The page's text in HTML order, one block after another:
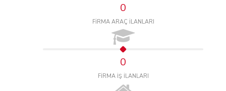
0
FİRMA ARAÇ İLANLARI
0
FİRMA İŞ İLANLARI